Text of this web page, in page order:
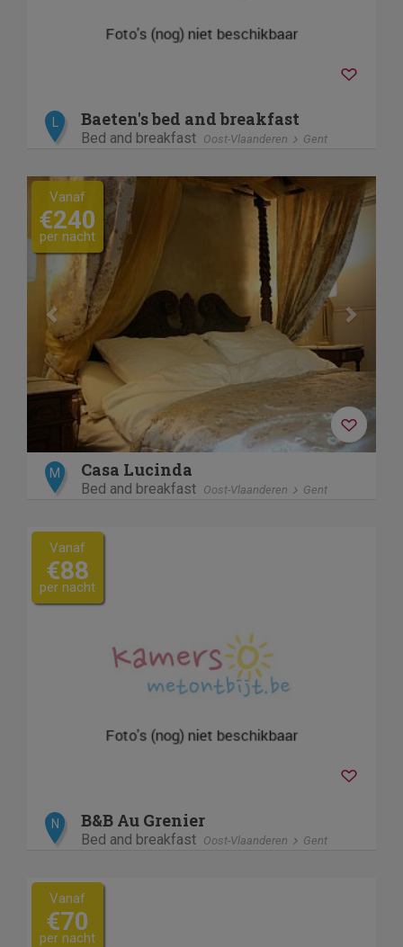
L Baeten's bed and breakfast
Bed and breakfast Oost-Vlaanderen Gent
Previous Next
Vanaf
€240
per nacht
M Casa Lucinda
Bed and breakfast Oost-Vlaanderen Gent
Vanaf
€88
per nacht
N B&B Au Grenier
Bed and breakfast Oost-Vlaanderen Gent
Vanaf
€70
per nacht